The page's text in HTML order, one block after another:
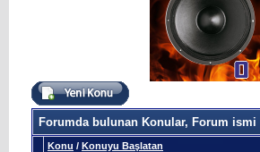
Forumda bulunan Konular, Forum ismi
Konu / Konuyu Başlatan